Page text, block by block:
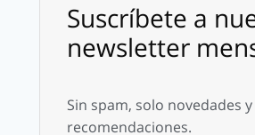
Suscríbete a
newsletter
Sin spam, solo novedades y
recomendaciones.